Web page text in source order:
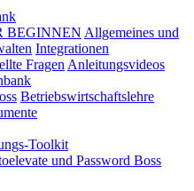
BEGINNEN Allgemeines und
Integrationen
Fragen Anleitungsvideos
Betriebswirtschaftslehre
Toolkit
und Password Boss